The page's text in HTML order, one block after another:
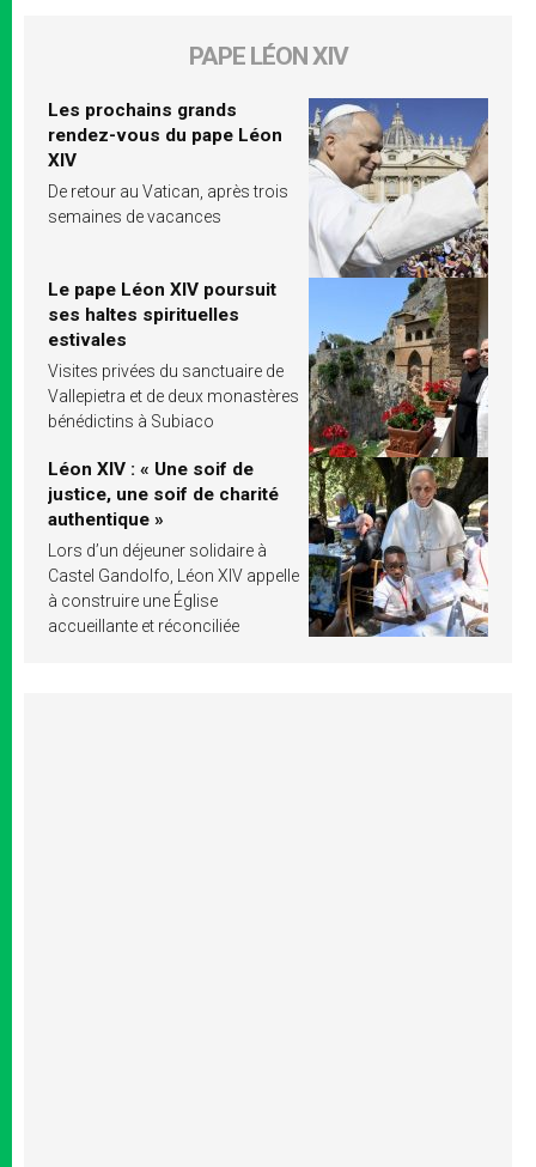
PAPE LÉON XIV
Les prochains grands
rendez-vous du pape Léon
XIV
De retour au Vatican, après trois
semaines de vacances
Le pape Léon XIV poursuit
ses haltes spirituelles
estivales
Visites privées du sanctuaire de
Vallepietra et de deux monastères
bénédictins à Subiaco
Léon XIV : « Une soif de
justice, une soif de charité
authentique »
Lors d’un déjeuner solidaire à
Castel Gandolfo, Léon XIV appelle
à construire une Église
accueillante et réconciliée